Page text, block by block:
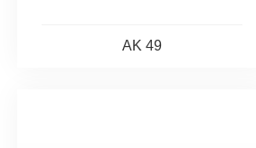
AK 49